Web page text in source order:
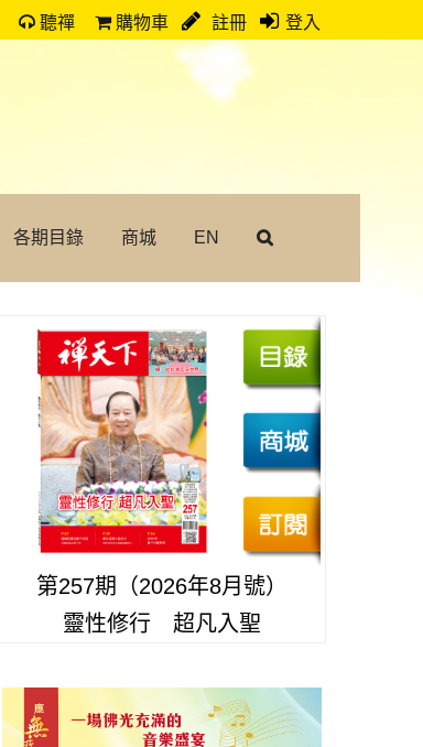
聽禪 購物車 註冊 登入
各期目錄 商城 EN
第257期（2026年8月號）
靈性修行 超凡入聖